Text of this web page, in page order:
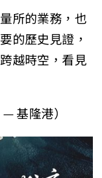
所的業務，也
的歷史見證，
越時空，看見
基隆港）